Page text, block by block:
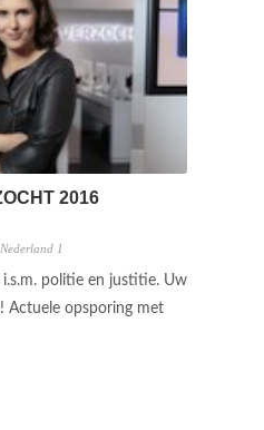
2016
Nederland 1
politie en justitie. Uw
Actuele opsporing met